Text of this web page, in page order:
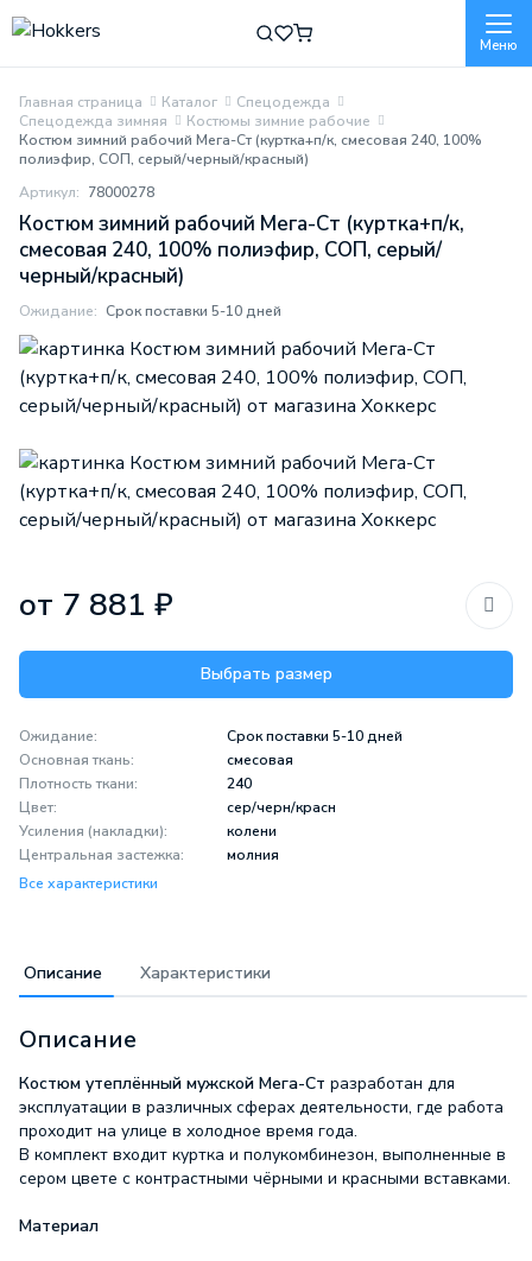
Меню
Главная страница Каталог
Спецодежда
Спецодежда зимняя
Костюмы зимние рабочие
Костюм зимний рабочий Мега-Ст (куртка+п/к, смесовая 240, 100%
полиэфир, СОП, серый/черный/красный)
Артикул: 78000278
Костюм зимний рабочий Мега-Ст (куртка+п/к,
смесовая 240, 100% полиэфир, СОП, серый/
черный/красный)
Ожидание: Срок поставки 5-10 дней
от 7 881 ₽
Выбрать размер
Ожидание:
Срок поставки 5-10 дней
Основная ткань:
смесовая
Плотность ткани:
240
Цвет:
сер/черн/красн
Усиления (накладки):
колени
Центральная застежка:
молния
Все характеристики
Описание Характеристики
Описание
Костюм утеплённый мужской Мега-Ст разработан для
эксплуатации в различных сферах деятельности, где работа
проходит на улице в холодное время года.
В комплект входит куртка и полукомбинезон, выполненные в
сером цвете с контрастными чёрными и красными вставками.
Материал